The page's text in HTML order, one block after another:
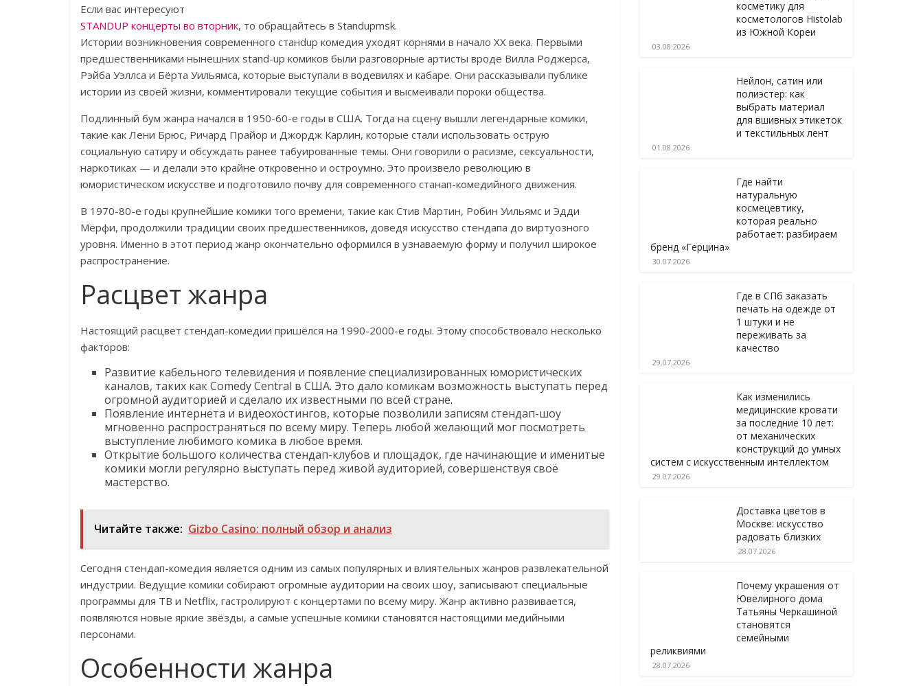
Если вас интересуют
STANDUP концерты во вторник, то обращайтесь в Standupmsk.
Истории возникновения современного станdup комедия уходят корнями в начало XX века. Первыми
предшественниками нынешних stand-up комиков были разговорные артисты вроде Вилла Роджерса,
Рэйба Уэллса и Бёрта Уильямса, которые выступали в водевилях и кабаре. Они рассказывали публике
истории из своей жизни, комментировали текущие события и высмеивали пороки общества.
Подлинный бум жанра начался в 1950-60-е годы в США. Тогда на сцену вышли легендарные комики,
такие как Лени Брюс, Ричард Прайор и Джордж Карлин, которые стали использовать острую
социальную сатиру и обсуждать ранее табуированные темы. Они говорили о расизме, сексуальности,
наркотиках — и делали это крайне откровенно и остроумно. Это произвело революцию в
юмористическом искусстве и подготовило почву для современного станап-комедийного движения.
В 1970-80-е годы крупнейшие комики того времени, такие как Стив Мартин, Робин Уильямс и Эдди
Мёрфи, продолжили традиции своих предшественников, доведя искусство стендапа до виртуозного
уровня. Именно в этот период жанр окончательно оформился в узнаваемую форму и получил широкое
распространение.
Расцвет жанра
Настоящий расцвет стендап-комедии пришёлся на 1990-2000-е годы. Этому способствовало несколько
факторов:
Развитие кабельного телевидения и появление специализированных юмористических
каналов, таких как Comedy Central в США. Это дало комикам возможность выступать перед
огромной аудиторией и сделало их известными по всей стране.
Появление интернета и видеохостингов, которые позволили записям стендап-шоу
мгновенно распространяться по всему миру. Теперь любой желающий мог посмотреть
выступление любимого комика в любое время.
Открытие большого количества стендап-клубов и площадок, где начинающие и именитые
комики могли регулярно выступать перед живой аудиторией, совершенствуя своё
мастерство.
Читайте также: Gizbo Casino: полный обзор и анализ
Сегодня стендап-комедия является одним из самых популярных и влиятельных жанров развлекательной
индустрии. Ведущие комики собирают огромные аудитории на своих шоу, записывают специальные
программы для ТВ и Netflix, гастролируют с концертами по всему миру. Жанр активно развивается,
появляются новые яркие звёзды, а самые успешные комики становятся настоящими медийными
персонами.
Особенности жанра
косметику для
косметологов Histolab
из Южной Кореи
03.08.2026
Нейлон, сатин или
полиэстер: как
выбрать материал
для вшивных этикеток
и текстильных лент
01.08.2026
Где найти
натуральную
космецевтику,
которая реально
работает: разбираем
бренд «Герцина»
30.07.2026
Где в СПб заказать
печать на одежде от
1 штуки и не
переживать за
качество
29.07.2026
Как изменились
медицинские кровати
за последние 10 лет:
от механических
конструкций до умных
систем с искусственным интеллектом
29.07.2026
Доставка цветов в
Москве: искусство
радовать близких
28.07.2026
Почему украшения от
Ювелирного дома
Татьяны Черкашиной
становятся
семейными
реликвиями
28.07.2026